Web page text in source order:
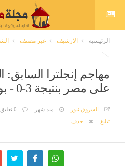
الرئيسية الارشيف غير مصنف
مهاجم إنجلترا السابق:
على مصر بنتيجة 3-0 - بوابة المدينة برس
الشروق نيوز منذ شهر 0 تعليق
تبليغ
حذف